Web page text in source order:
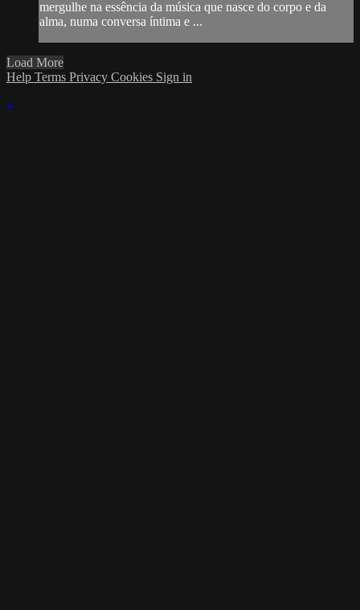
mergulhe na essência da música que nasce do corpo e da
alma, numa conversa íntima e ...
Load More
Help Terms Privacy Cookies Sign in
×